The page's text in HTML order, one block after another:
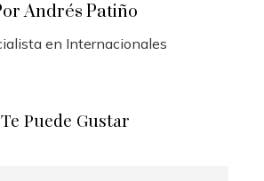
Andrés Patiño
en Internacionales
Puede Gustar